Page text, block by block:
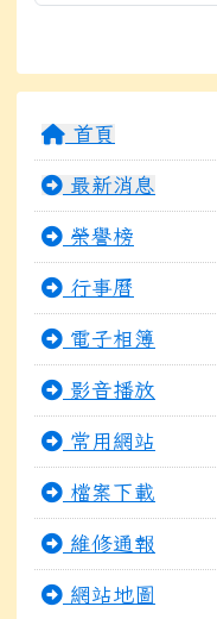
首頁
最新消息
榮譽榜
行事曆
電子相簿
影音播放
常用網站
檔案下載
維修通報
網站地圖